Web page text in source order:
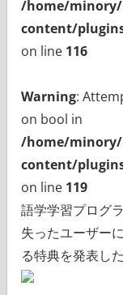
/home/
content/
on line 116
Warning:
on bool in
/home/
content/
on line 119
語学学習プログ
失ったユーザー
る特典を発表した